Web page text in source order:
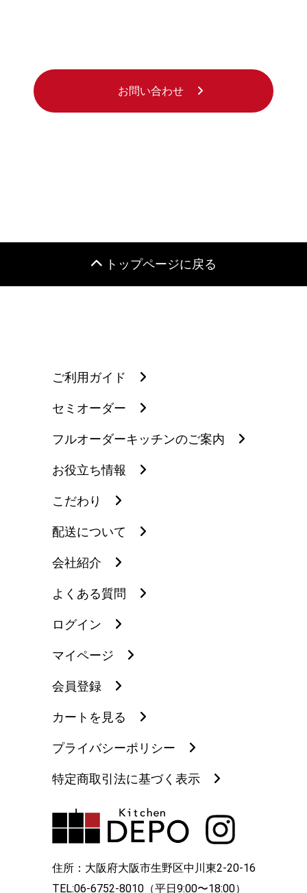
お問い合わせ
トップページに戻る
住所：大阪府大阪市生野区中川東2-20-16
TEL:06-6752-8010（平日9:00〜18:00）
ご利用ガイド
セミオーダー
フルオーダーキッチンのご案内
お役立ち情報
こだわり
配送について
会社紹介
よくある質問
ログイン
マイページ
会員登録
カートを見る
プライバシーポリシー
特定商取引法に基づく表示